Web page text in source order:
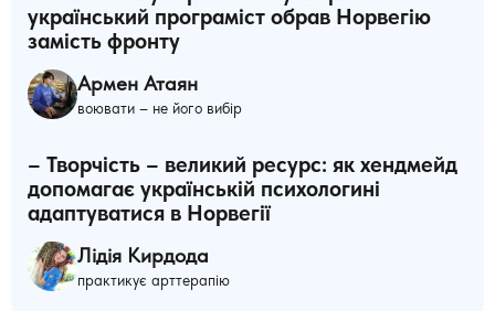
український програміст обрав Норвегію
замість фронту
Армен Атаян
воювати – не його вибір
– Творчість – великий ресурс: як хендмейд
допомагає українській психологині
адаптуватися в Норвегії
Лідія Кирдода
практикує арттерапію